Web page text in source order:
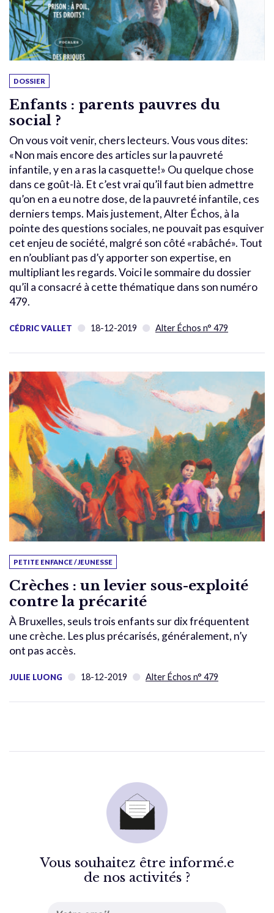
DOSSIER
Enfants : parents pauvres du
social ?
On vous voit venir, chers lecteurs. Vous vous dites:
«Non mais encore des articles sur la pauvreté
infantile, y en a ras la casquette!» Ou quelque chose
dans ce goût-là. Et c’est vrai qu’il faut bien admettre
qu’on en a eu notre dose, de la pauvreté infantile, ces
derniers temps. Mais justement, Alter Échos, à la
pointe des questions sociales, ne pouvait pas esquiver
cet enjeu de société, malgré son côté «rabâché». Tout
en n’oubliant pas d’y apporter son expertise, en
multipliant les regards. Voici le sommaire du dossier
qu’il a consacré à cette thématique dans son numéro
479.
CÉDRIC VALLET 18-12-2019 Alter Échos n° 479
PETITE ENFANCE / JEUNESSE
Crèches : un levier sous-exploité
contre la précarité
À Bruxelles, seuls trois enfants sur dix fréquentent
une crèche. Les plus précarisés, généralement, n’y
ont pas accès.
JULIE LUONG 18-12-2019 Alter Échos n° 479
Vous souhaitez être informé.e
de nos activités ?